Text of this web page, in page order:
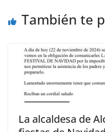
También te
La alcaldesa de